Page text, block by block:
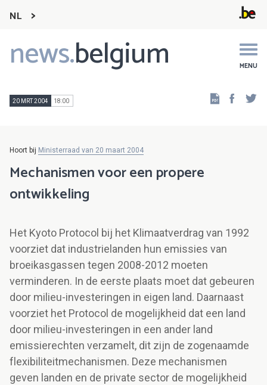
NL
news.belgium MENU
Main
navigation
20 MRT 2004 18:00
Hoort bij Ministerraad van 20 maart 2004
Mechanismen voor een propere
ontwikkeling
Het Kyoto Protocol bij het Klimaatverdrag van 1992
voorziet dat industrielanden hun emissies van
broeikasgassen tegen 2008-2012 moeten
verminderen. In de eerste plaats moet dat gebeuren
door milieu-investeringen in eigen land. Daarnaast
voorziet het Protocol de mogelijkheid dat een land
door milieu-investeringen in een ander land
emissierechten verzamelt, dit zijn de zogenaamde
flexibiliteitmechanismen. Deze mechanismen
geven landen en de private sector de mogelijkheid